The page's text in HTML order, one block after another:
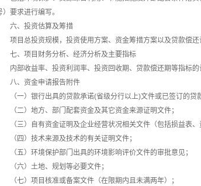
）要求进行编写。
六、投资估算及筹措
项目总投资规模，投资使用方案、资金筹措方案以及贷款偿还
七、项目财务分析、经济分析及主要指标
内部收益率、投资利润率、投资回收期、贷款偿还期等指标
八、资金申请报告附件
（一）银行出具的贷款承诺(省级分行以上)文件或已签订的贷
（二）地方、部门配套资金及其它资金来源证明文件；
（三）自有资金证明及企业经营状况相关文件（包括损益表
（四）技术来源及技术的有关证明文件；
（五）环境保护部门出具的环境影响评价文件的审批意见；
（六）土地、规划等必要文件；
（七）项目核准或备案文件（在限期内且未满两年）；